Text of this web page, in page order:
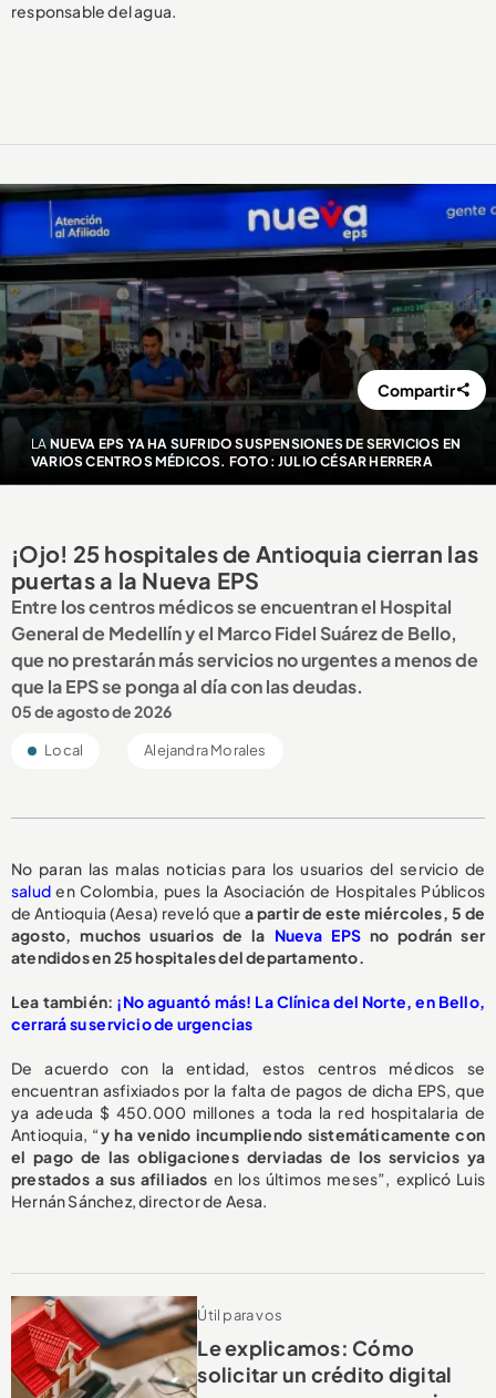
responsable del agua.
LA NUEVA EPS YA HA SUFRIDO SUSPENSIONES DE SERVICIOS EN
VARIOS CENTROS MÉDICOS. FOTO: JULIO CÉSAR HERRERA
Compartir
¡Ojo! 25 hospitales de Antioquia cierran las
puertas a la Nueva EPS
Entre los centros médicos se encuentran el Hospital
General de Medellín y el Marco Fidel Suárez de Bello,
que no prestarán más servicios no urgentes a menos de
que la EPS se ponga al día con las deudas.
05 de agosto de 2026
Local Alejandra Morales
No paran las malas noticias para los usuarios del servicio de
salud en Colombia, pues la Asociación de Hospitales Públicos
de Antioquia (Aesa) reveló quea partir de este miércoles, 5 de
agosto, muchos usuarios de la Nueva EPS no podrán ser
atendidos en 25 hospitales del departamento.
Lea también: ¡No aguantó más! La Clínica del Norte, en Bello,
cerrará su servicio de urgencias
De acuerdo con la entidad, estos centros médicos se
encuentran asfixiados por la falta de pagos de dicha EPS, que
ya adeuda $ 450.000 millones a toda la red hospitalaria de
Antioquia, “y ha venido incumpliendo sistemáticamente con
el pago de las obligaciones derviadas de los servicios ya
prestados a sus afiliados en los últimos meses”, explicó Luis
Hernán Sánchez, director de Aesa.
Útil para vos
Le explicamos: Cómo
solicitar un crédito digital